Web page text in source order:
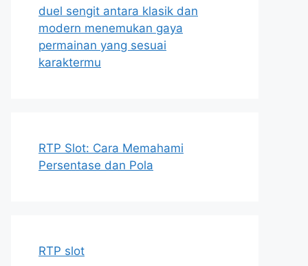
duel sengit antara klasik dan
modern menemukan gaya
permainan yang sesuai
karaktermu
RTP Slot: Cara Memahami
Persentase dan Pola
RTP slot